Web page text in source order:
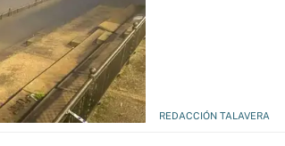
REDACCIÓN TALAVERA